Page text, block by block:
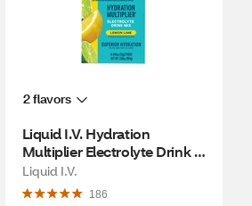
2 flavors
Liquid I.V. Hydration
Multiplier Electrolyte Drink
Mix, Sugar Free, Lemon
Lime, 8 CT
Liquid I.V.
186